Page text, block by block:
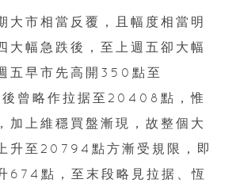
大市相當反覆，且幅度相當明
大幅急跌後，至上週五卻大幅
五早市先高開350點至
曾略作拉据至20408點，惟
加上維穩買盤漸現，故整個大
升至20794點方漸受規限，即
674點，至末段略見拉据、恆